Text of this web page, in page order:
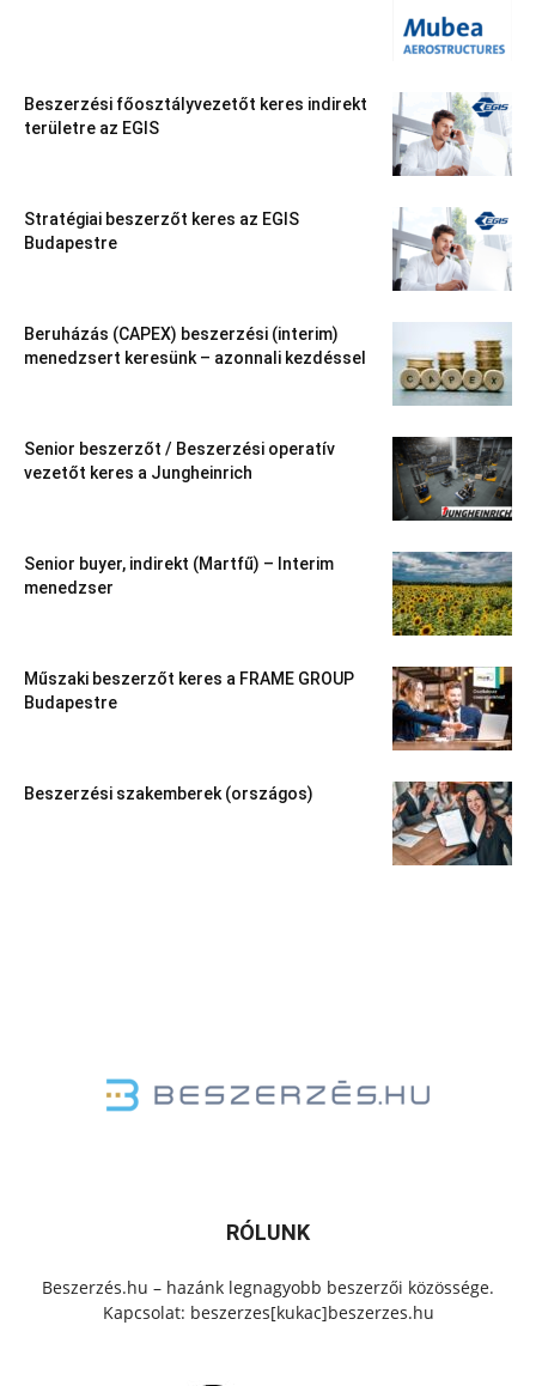
Beszerzési főosztályvezetőt keres indirekt
területre az EGIS
Stratégiai beszerzőt keres az EGIS
Budapestre
Beruházás (CAPEX) beszerzési (interim)
menedzsert keresünk – azonnali kezdéssel
Senior beszerzőt / Beszerzési operatív
vezetőt keres a Jungheinrich
Senior buyer, indirekt (Martfű) – Interim
menedzser
Műszaki beszerzőt keres a FRAME GROUP
Budapestre
Beszerzési szakemberek (országos)
RÓLUNK
Beszerzés.hu – hazánk legnagyobb beszerzői közössége.
Kapcsolat: beszerzes[kukac]beszerzes.hu